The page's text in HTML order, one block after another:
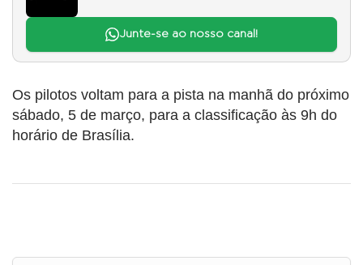
Junte-se ao nosso canal!
Os pilotos voltam para a pista na manhã do próximo
sábado, 5 de março, para a classificação às 9h do
horário de Brasília.